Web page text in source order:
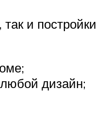
и постройки
дизайн;